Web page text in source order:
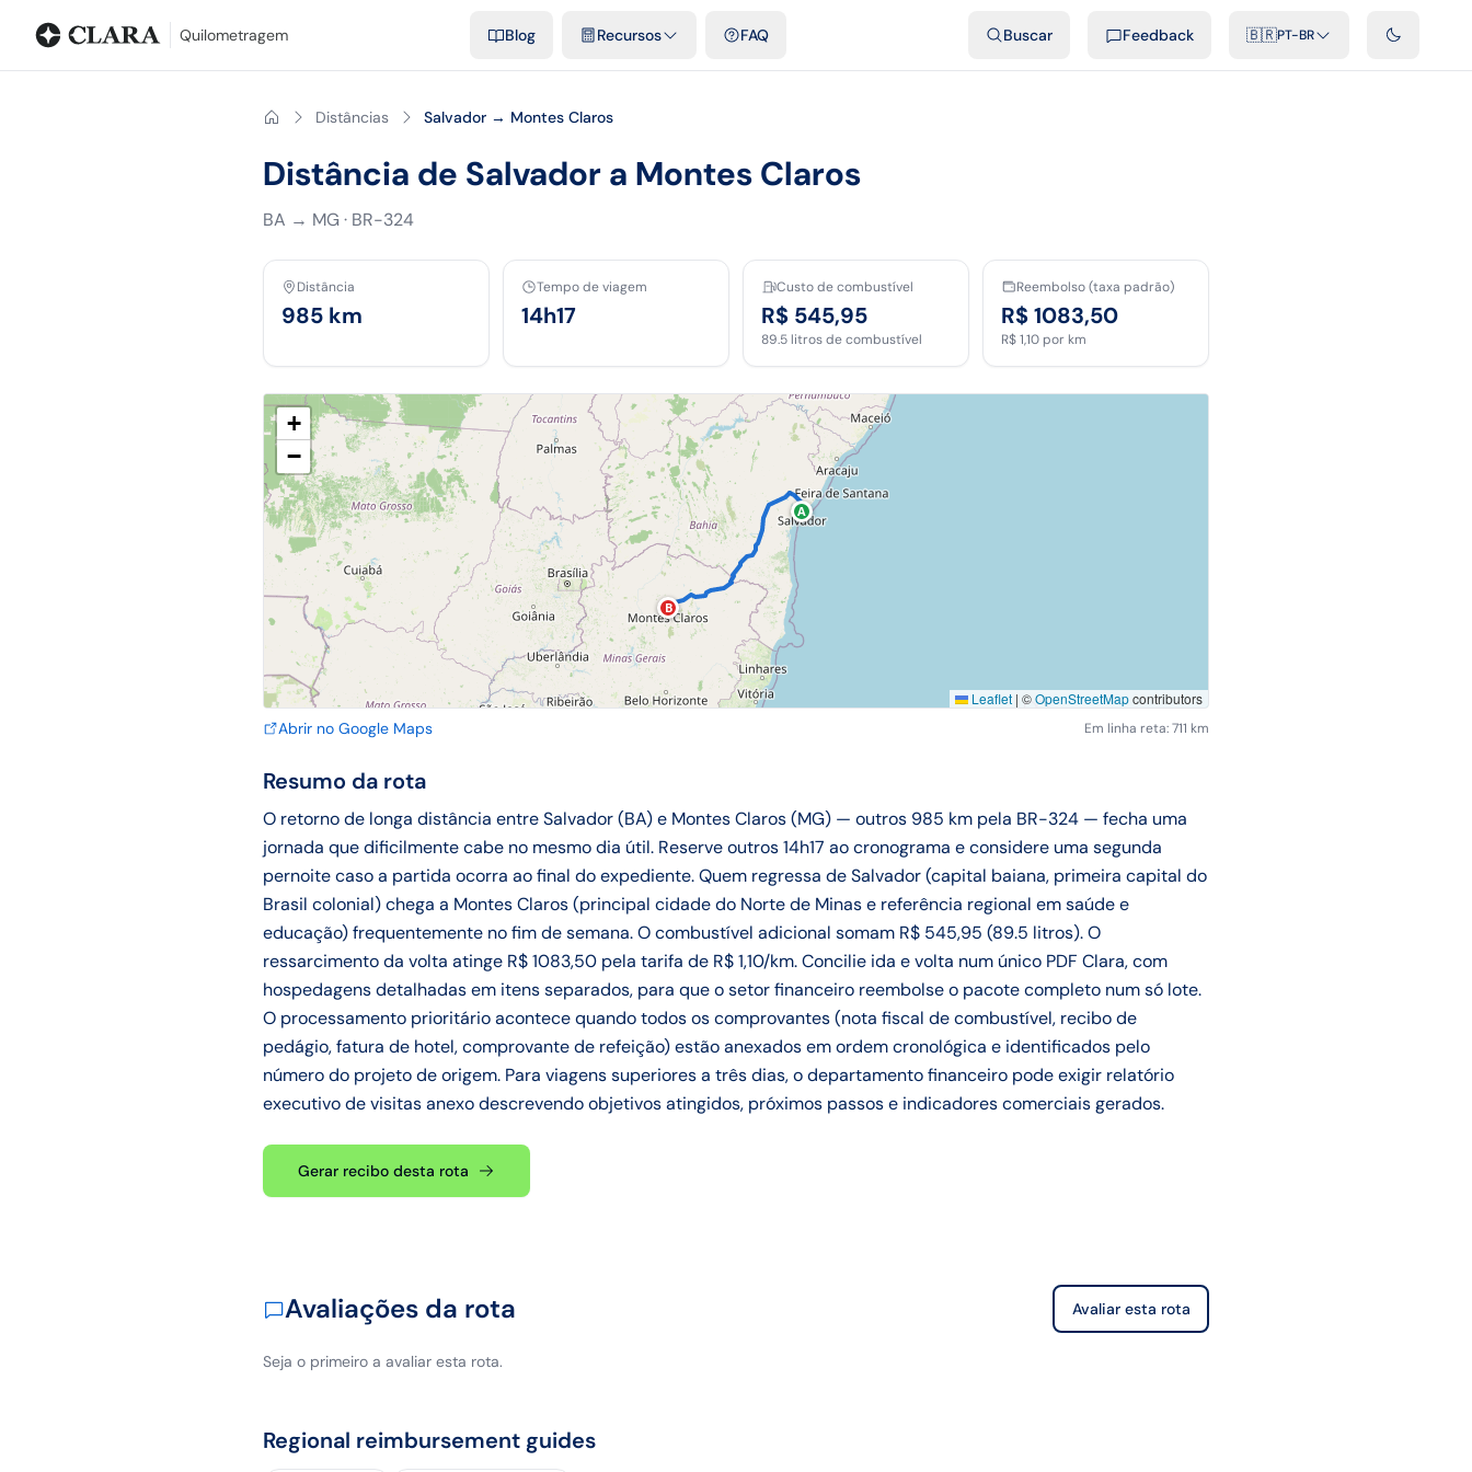
Quilometragem Blog Recursos FAQ Buscar Feedback 🇧🇷PT-BR
Distâncias Salvador → Montes Claros
Distância de Salvador a Montes Claros
BA → MG· BR-324
Distância
985 km
Tempo de viagem
14h17
Custo de combustível
R$ 545,95
89.5 litros de combustível
Reembolso (taxa padrão)
R$ 1083,50
R$ 1,10 por km
A
B
+
−
Leaflet | ©OpenStreetMapcontributors
Abrir no Google Maps Em linha reta: 711 km
Resumo da rota
O retorno de longa distância entre Salvador (BA) e Montes Claros (MG) — outros 985 km pela BR-324 — fecha uma
jornada que dificilmente cabe no mesmo dia útil. Reserve outros 14h17 ao cronograma e considere uma segunda
pernoite caso a partida ocorra ao final do expediente. Quem regressa de Salvador (capital baiana, primeira capital do
Brasil colonial) chega a Montes Claros (principal cidade do Norte de Minas e referência regional em saúde e
educação) frequentemente no fim de semana. O combustível adicional somam R$ 545,95 (89.5 litros). O
ressarcimento da volta atinge R$ 1083,50 pela tarifa de R$ 1,10/km. Concilie ida e volta num único PDF Clara, com
hospedagens detalhadas em itens separados, para que o setor financeiro reembolse o pacote completo num só lote.
O processamento prioritário acontece quando todos os comprovantes (nota fiscal de combustível, recibo de
pedágio, fatura de hotel, comprovante de refeição) estão anexados em ordem cronológica e identificados pelo
número do projeto de origem. Para viagens superiores a três dias, o departamento financeiro pode exigir relatório
executivo de visitas anexo descrevendo objetivos atingidos, próximos passos e indicadores comerciais gerados.
Gerar recibo desta rota
Avaliações da rota Avaliar esta rota
Seja o primeiro a avaliar esta rota.
Regional reimbursement guides